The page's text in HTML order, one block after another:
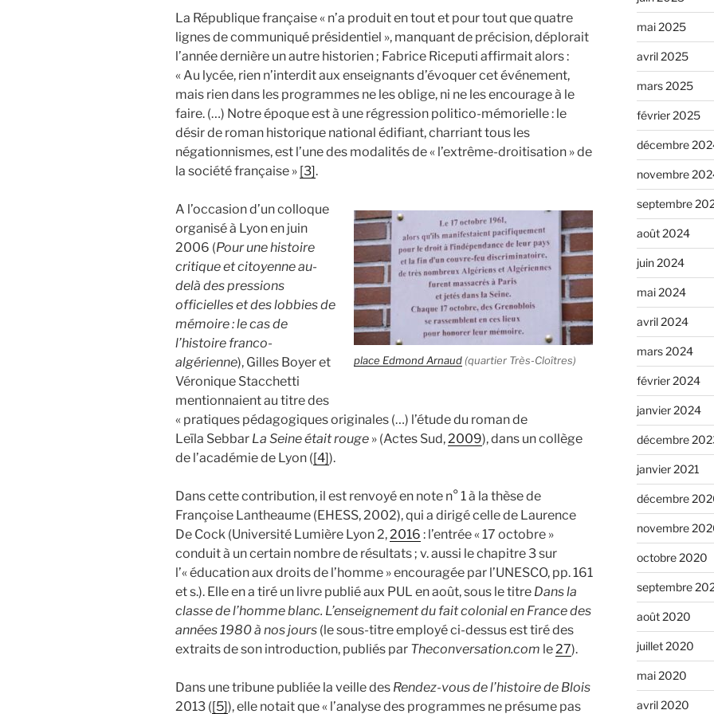
La République française « n’a produit en tout et pour tout que quatre
lignes de communiqué présidentiel », manquant de précision, déplorait
l’année dernière un autre historien ; Fabrice Riceputi affirmait alors :
« Au lycée, rien n’interdit aux enseignants d’évoquer cet événement,
mais rien dans les programmes ne les oblige, ni ne les encourage à le
faire. (…) Notre époque est à une régression politico-mémorielle : le
désir de roman historique national édifiant, charriant tous les
négationnismes, est l’une des modalités de « l’extrême-droitisation » de
la société française » [3].
place Edmond Arnaud (quartier Très-Cloîtres)
A l’occasion d’un colloque
organisé à Lyon en juin
2006 (Pour une histoire
critique et citoyenne au-
delà des pressions
officielles et des lobbies de
mémoire : le cas de
l’histoire franco-
algérienne), Gilles Boyer et
Véronique Stacchetti
mentionnaient au titre des
« pratiques pédagogiques originales (…) l’étude du roman de
Leïla Sebbar La Seine était rouge » (Actes Sud, 2009), dans un collège
de l’académie de Lyon ([4]).
Dans cette contribution, il est renvoyé en note n° 1 à la thèse de
Françoise Lantheaume (EHESS, 2002), qui a dirigé celle de Laurence
De Cock (Université Lumière Lyon 2, 2016 : l’entrée « 17 octobre »
conduit à un certain nombre de résultats ; v. aussi le chapitre 3 sur
l’« éducation aux droits de l’homme » encouragée par l’UNESCO, pp. 161
et s.). Elle en a tiré un livre publié aux PUL en août, sous le titre Dans la
classe de l’homme blanc. L’enseignement du fait colonial en France des
années 1980 à nos jours (le sous-titre employé ci-dessus est tiré des
extraits de son introduction, publiés par Theconversation.com le 27).
Dans une tribune publiée la veille des Rendez-vous de l’histoire de Blois
2013 ([5]), elle notait que « l’analyse des programmes ne présume pas
mai 2025
avril 2025
mars 2025
février 2025
décembre
novembre
septembre
août 2024
juin 2024
mai 2024
avril 2024
mars 2024
février 2024
janvier 2024
décembre
janvier 2021
décembre
novembre
octobre 2020
septembre
août 2020
juillet 2020
mai 2020
avril 2020